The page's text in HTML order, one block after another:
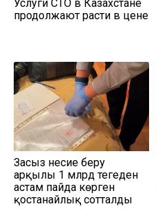
Услуги СТО в Казахстане
продолжают расти в цене
Заңсыз несие беру
арқылы 1 млрд теңгеден
астам пайда көрген
қостанайлық сотталды